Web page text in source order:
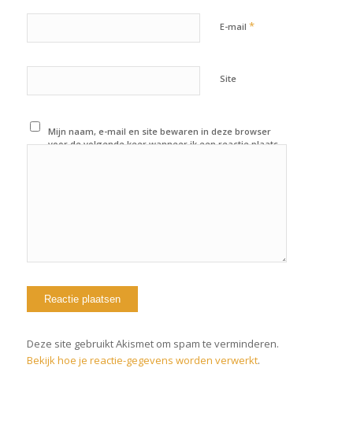
E-mail *
Site
Mijn naam, e-mail en site bewaren in deze browser
voor de volgende keer wanneer ik een reactie plaats.
Deze site gebruikt Akismet om spam te verminderen.
Bekijk hoe je reactie-gegevens worden verwerkt.